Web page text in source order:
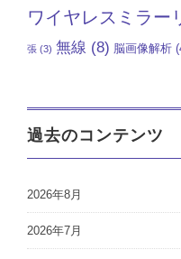
ワイヤレスミラー
張 (3) 無線 (8) 脳画像解析
過去のコンテンツ
2026年8月
2026年7月